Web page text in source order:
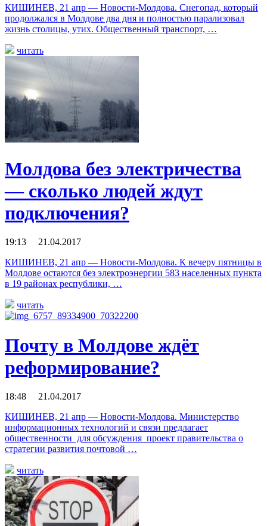
КИШИНЕВ, 21 апр — Новости-Молдова. Снегопад, который
продолжался в Молдове два дня и полностью парализовал
жизнь столицы, утих. Общественный транспорт, …
читать
Молдова без электричества
— сколько людей ждут
подключения?
19:13 21.04.2017
КИШИНЕВ, 21 апр — Новости-Молдова. К вечеру пятницы в
Молдове остаются без электроэнергии 583 населенных пункта
в 19 районах республики, …
читать
Почту в Молдове ждёт
реформирование?
18:48 21.04.2017
КИШИНЕВ, 21 апр — Новости-Молдова. Министерство
информационных технологий и связи предлагает
общественности для обсуждения проект правительства о
стратегии развития почтовой …
читать